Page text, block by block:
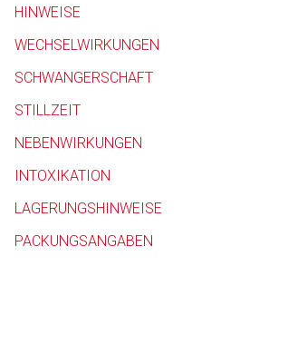
HINWEISE
WECHSELWIRKUNGEN
SCHWANGERSCHAFT
STILLZEIT
NEBENWIRKUNGEN
INTOXIKATION
LAGERUNGSHINWEISE
PACKUNGSANGABEN